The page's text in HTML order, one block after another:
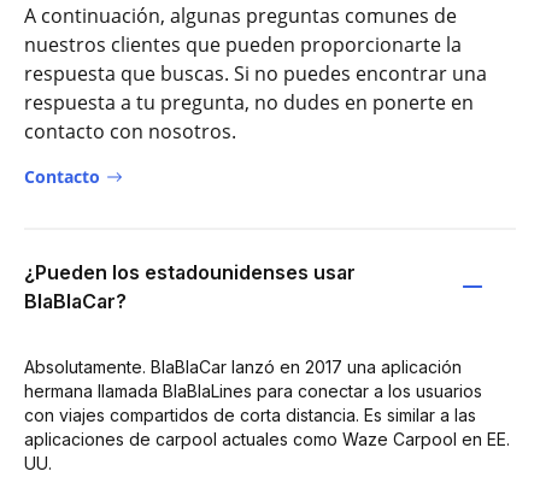
A continuación, algunas preguntas comunes de
nuestros clientes que pueden proporcionarte la
respuesta que buscas. Si no puedes encontrar una
respuesta a tu pregunta, no dudes en ponerte en
contacto con nosotros.
Contacto
¿Pueden los estadounidenses usar
BlaBlaCar?
Absolutamente. BlaBlaCar lanzó en 2017 una aplicación
hermana llamada BlaBlaLines para conectar a los usuarios
con viajes compartidos de corta distancia. Es similar a las
aplicaciones de carpool actuales como Waze Carpool en EE.
UU.